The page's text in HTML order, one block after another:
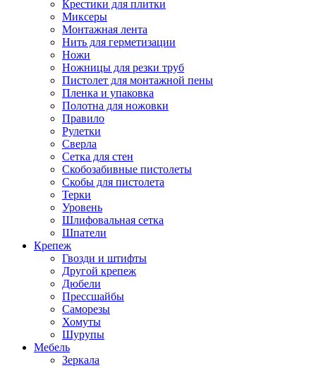
Крестики для плитки
Миксеры
Монтажная лента
Нить для герметизации
Ножи
Ножницы для резки труб
Пистолет для монтажной пены
Пленка и упаковка
Полотна для ножовки
Правило
Рулетки
Сверла
Сетка для стен
Скобозабивные пистолеты
Скобы для пистолета
Терки
Уровень
Шлифовальная сетка
Шпатели
Крепеж
Гвозди и штифты
Другой крепеж
Дюбели
Прессшайбы
Саморезы
Хомуты
Шурупы
Мебель
Зеркала